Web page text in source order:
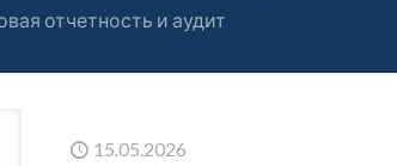
отчетность и аудит
15.05.2026